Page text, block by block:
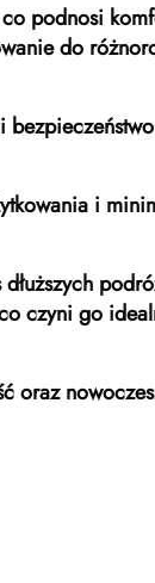
podnosi
do
i
czyni go
oraz